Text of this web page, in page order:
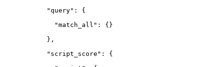
      "query": {
        "match_all": {}
      },
      "script_score": {